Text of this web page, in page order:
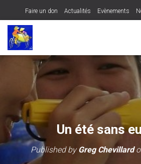
Faire un don Actualités Evènements
Un été sans
Published byGreg Chevillard